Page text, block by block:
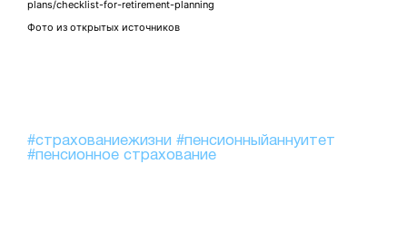
plans/checklist-for-retirement-planning
Фото из открытых источников
#страхованиежизни #пенсионныйаннуитет
#пенсионное страхование